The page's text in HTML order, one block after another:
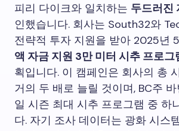
피리 다이크와 일치하는 두드러진
인했습니다. 회사는 South32와
전략적 투자 지원을 받아 2025년
액 자금 지원 3만 미터 시추 프로그
획입니다. 이 캠페인은 회사의 총
거의 두 배로 늘릴 것이며, BC주
일 시즌 최대 시추 프로그램 중 하
다. 자기 조사 데이터는 광화 시스